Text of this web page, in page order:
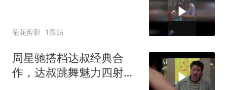
菊花剪影 1跟贴
周星驰搭档达叔经典合
作，达叔跳舞魅力四射，